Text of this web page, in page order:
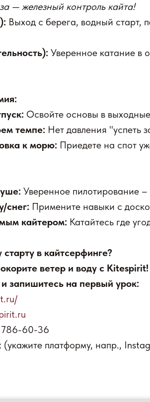
— железный контроль кайта!
Выход с берега, водный старт,
Уверенное катание в
Освойте основы в
темпе: Нет давления "успеть
к морю: Приедете на спот
Уверенное пилотирование –
снег: Примените навыки с
кайтером: Катайтесь где
в кайтсерфинге?
ветер и воду с Kitespirit!
запишитесь на первый урок:
786-60-36
платформу, напр.,